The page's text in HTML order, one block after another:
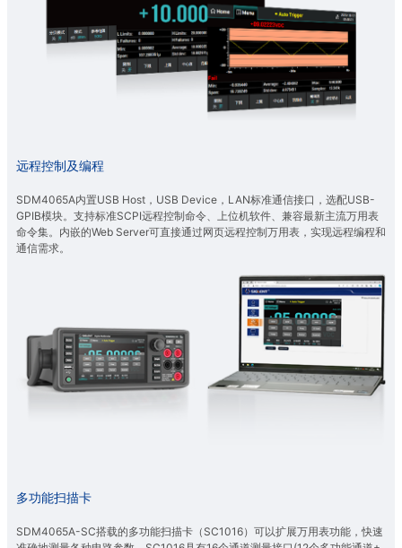
远程控制及编程
SDM4065A内置USB Host，USB Device，LAN标准通信接口，选配USB-
GPIB模块。支持标准SCPI远程控制命令、上位机软件、兼容最新主流万用表
命令集。内嵌的Web Server可直接通过网页远程控制万用表，实现远程编程和
通信需求。
多功能扫描卡
SDM4065A-SC搭载的多功能扫描卡（SC1016）可以扩展万用表功能，快速